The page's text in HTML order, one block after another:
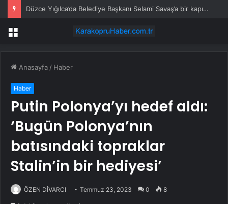
Düzce Yığılca’da Belediye Başkanı Selami Savaş’a bir kapı daha kapandı!
Menü
Anasayfa / Haber
Haber
Putin Polonya’yı hedef aldı:
‘Bugün Polonya’nın
batısındaki topraklar
Stalin’in bir hediyesi’
ÖZEN DİVARCI Temmuz 23, 2023 0 8